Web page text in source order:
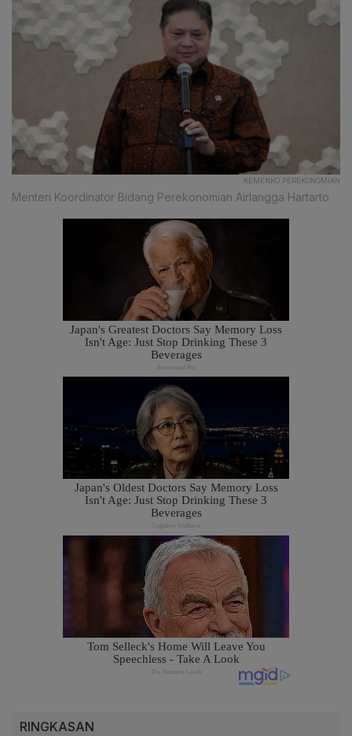
KEMENKO PEREKONOMIAN
Menteri Koordinator Bidang Perekonomian Airlangga Hartarto
RINGKASAN